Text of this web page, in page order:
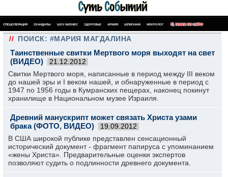
СПЕЦОПЕРАЦИЯ СКАНДАЛЫ ШОУ-БИЗНЕС ЗДОРОВЬЕ АРМИЯ ШПИОНАЖ НЕКРОЛОГ ПОИСК ПО САЙТУ
// ПОИСК: #МАРИЯ МАГДАЛИНА
Таинственные свитки Мертвого моря выходят на свет
(ВИДЕО)
21.12.2012
Свитки Мертвого моря, написанные в период между III веком
до нашей эры и I веком нашей, и обнаруженные в период с
1947 по 1956 годы в Кумранских пещерах, наконец покинут
хранилище в Национальном музее Израиля.
Древний манускрипт может связать Христа узами
брака (ФОТО, ВИДЕО)
19.09.2012
В США широкой публике представлен сенсационный
исторический документ - фрагмент папируса с упоминанием
«жены Христа». Предварительные оценки экспертов
позволяют судить о подлинности древнего документа.